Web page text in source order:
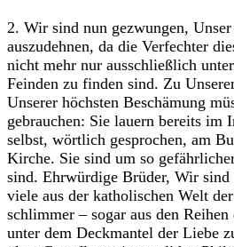
2. Wir sind nun gezwungen,
auszudehnen, da die Verfechter
nicht mehr nur ausschließlich
Feinden zu finden sind. Zu
Unserer höchsten Beschämung
gebrauchen: Sie lauern bereits im
selbst, wörtlich gesprochen, am
Kirche. Sie sind um so
sind. Ehrwürdige Brüder, Wir
viele aus der katholischen Welt
schlimmer – sogar aus den
unter dem Deckmantel der Liebe